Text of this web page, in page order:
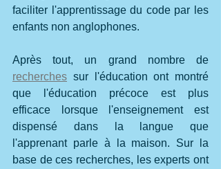
faciliter l'apprentissage du code par les
enfants non anglophones.
recherches sur l'éducation ont montré
que l'éducation précoce est plus
efficace lorsque l'enseignement est
dispensé dans la langue que
l'apprenant parle à la maison. Sur la
base de ces recherches, les experts ont